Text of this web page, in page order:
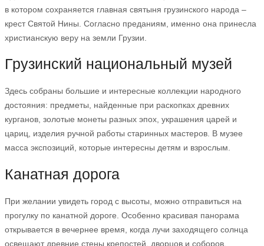
в котором сохраняется главная святыня грузинского народа –
крест Святой Нины. Согласно преданиям, именно она принесла
христианскую веру на земли Грузии.
Грузинский национальный музей
Здесь собраны большие и интересные коллекции народного
достояния: предметы, найденные при раскопках древних
курганов, золотые монеты разных эпох, украшения царей и
цариц, изделия ручной работы старинных мастеров. В музее
масса экспозиций, которые интересны детям и взрослым.
Канатная дорога
При желании увидеть город с высоты, можно отправиться на
прогулку по канатной дороге. Особенно красивая панорама
открывается в вечернее время, когда лучи заходящего солнца
освещают древние стены крепостей, дворцов и соборов.